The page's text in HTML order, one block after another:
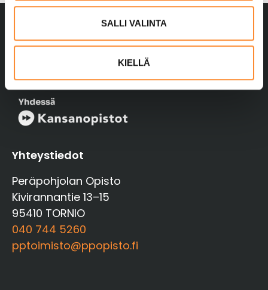
SALLI VALINTA
KIELLÄ
Yhteystiedot
Peräpohjolan Opisto
Kivirannantie 13–15
95410 TORNIO
040 744 5260
pptoimisto@ppopisto.fi